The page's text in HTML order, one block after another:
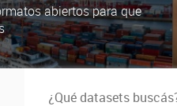
abiertos para que